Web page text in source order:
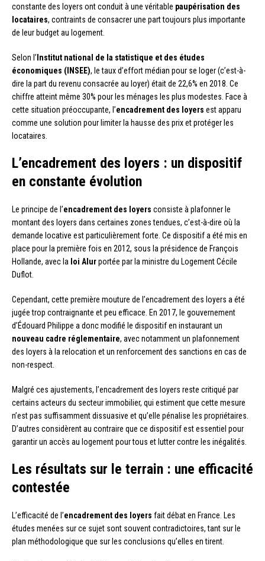
constante des loyers ont conduit à une véritable paupérisation des
locataires, contraints de consacrer une part toujours plus importante
de leur budget au logement.
Selon l’ Institut national de la statistique et des études
économiques (INSEE), le taux d’effort médian pour se loger (c’est-à-
dire la part du revenu consacrée au loyer) était de 22,6% en 2018. Ce
chiffre atteint même 30% pour les ménages les plus modestes. Face à
cette situation préoccupante, l’encadrement des loyers est apparu
comme une solution pour limiter la hausse des prix et protéger les
locataires.
L’encadrement des loyers : un dispositif
en constante évolution
Le principe de l’encadrement des loyers consiste à plafonner le
montant des loyers dans certaines zones tendues, c’est-à-dire où la
demande locative est particulièrement forte. Ce dispositif a été mis en
place pour la première fois en 2012, sous la présidence de François
Hollande, avec la loi Alurportée par la ministre du Logement Cécile
Duflot.
Cependant, cette première mouture de l’encadrement des loyers a été
jugée trop contraignante et peu efficace. En 2017, le gouvernement
d’Édouard Philippe a donc modifié le dispositif en instaurant un
nouveau cadre réglementaire, avec notamment un plafonnement
des loyers à la relocation et un renforcement des sanctions en cas de
non-respect.
Malgré ces ajustements, l’encadrement des loyers reste critiqué par
certains acteurs du secteur immobilier, qui estiment que cette mesure
n’est pas suffisamment dissuasive et qu’elle pénalise les propriétaires.
D’autres considèrent au contraire que ce dispositif est essentiel pour
garantir un accès au logement pour tous et lutter contre les inégalités.
Les résultats sur le terrain : une efficacité
contestée
L’efficacité de l’encadrement des loyers fait débat en France. Les
études menées sur ce sujet sont souvent contradictoires, tant sur le
plan méthodologique que sur les conclusions qu’elles en tirent.